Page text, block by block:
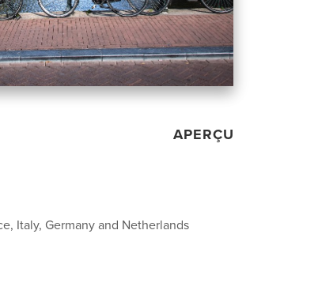
APERÇU
Italy, Germany and Netherlands